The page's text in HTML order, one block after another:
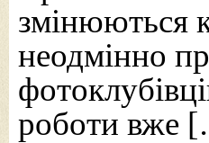
змінюються
неодмінно
роботи вже